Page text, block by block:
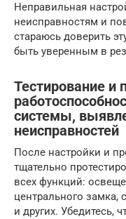
Неправильная
неисправностям и
стараюсь доверить
быть уверенным в
Тестирование и
системы,
неисправностей
После настройки и
тщательно
всех функций:
центрального замка,
и других. Убедитесь,